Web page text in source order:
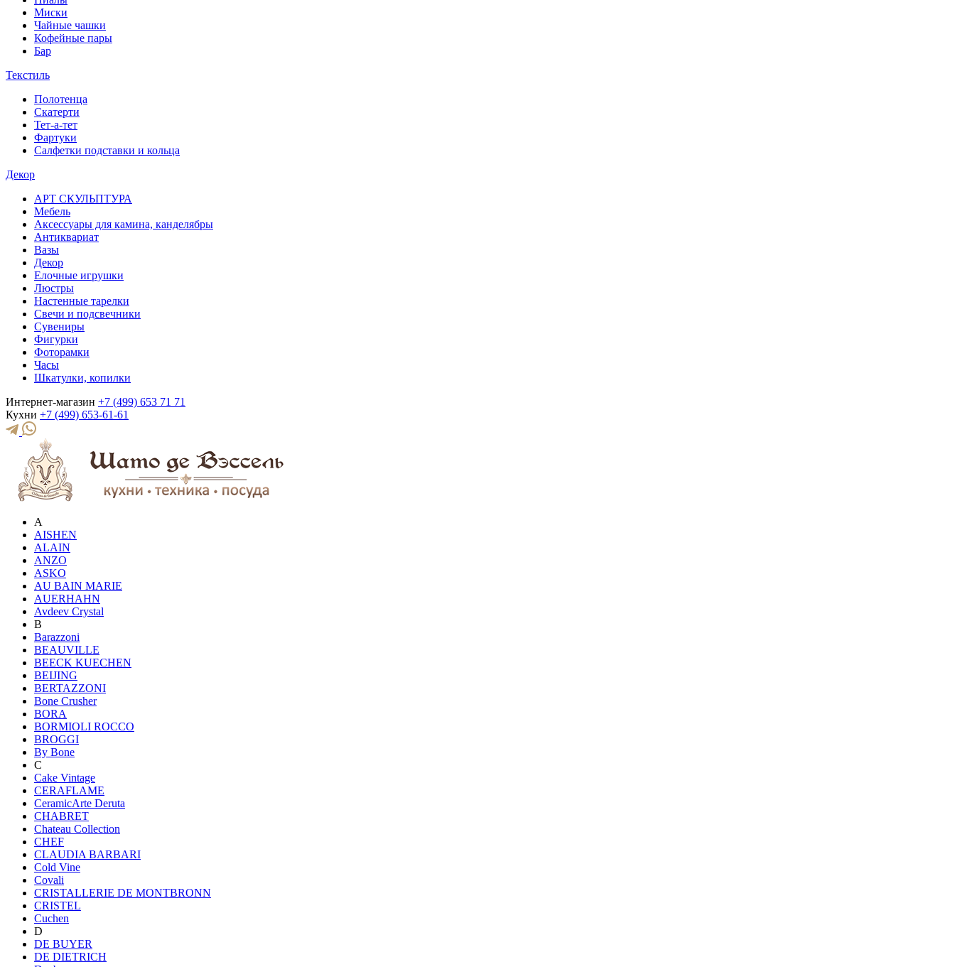
Миски
Чайные чашки
Кофейные пары
Бар
Текстиль
Полотенца
Скатерти
Тет-а-тет
Фартуки
Салфетки подставки и кольца
Декор
АРТ СКУЛЬПТУРА
Мебель
Аксессуары для камина, канделябры
Антиквариат
Вазы
Декор
Елочные игрушки
Люстры
Настенные тарелки
Свечи и подсвечники
Сувениры
Фигурки
Фоторамки
Часы
Шкатулки, копилки
Интернет-магазин +7 (499) 653 71 71
Кухни +7 (499) 653-61-61
A
AISHEN
ALAIN
ANZO
ASKO
AU BAIN MARIE
AUERHAHN
Avdeev Crystal
B
Barazzoni
BEAUVILLE
BEECK KUECHEN
BEIJING
BERTAZZONI
Bone Crusher
BORA
BORMIOLI ROCCO
BROGGI
By Bone
C
Cake Vintage
CERAFLAME
CeramicArte Deruta
CHABRET
Chateau Collection
CHEF
CLAUDIA BARBARI
Cold Vine
Covali
CRISTALLERIE DE MONTBRONN
CRISTEL
Cuchen
D
DE BUYER
DE DIETRICH